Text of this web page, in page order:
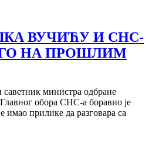
ВУЧИЋУ И СНС-
НА ПРОШЛИМ
саветник министра одбране
обора СНС-а боравио је
имао прилике да разговара са